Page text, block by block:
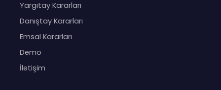
Yargıtay Kararları
Danıştay Kararları
Emsal Kararları
Demo
İletişim